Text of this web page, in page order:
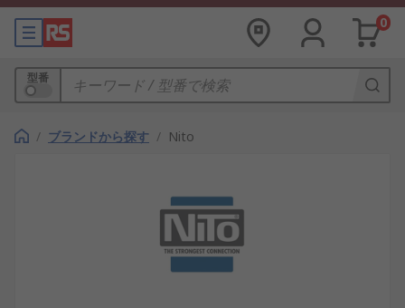
0
型番
/ ブランドから探す / Nito